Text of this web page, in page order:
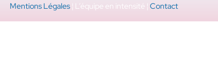
Mentions Légales ¦ L’équipe en intensité ¦ Contact